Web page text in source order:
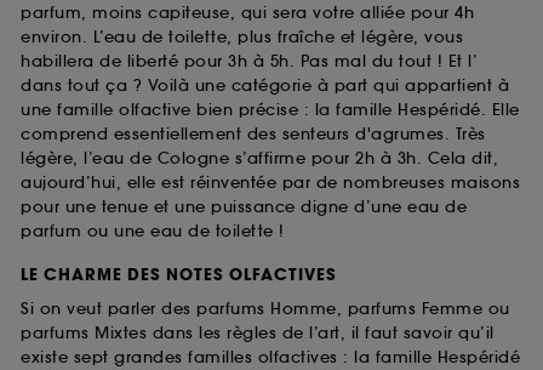
parfum, moins capiteuse, qui sera votre alliée pour 4h
environ. L’eau de toilette, plus fraîche et légère, vous
habillera de liberté pour 3h à 5h. Pas mal du tout ! Et l’
dans tout ça ? Voilà une catégorie à part qui appartient à
une famille olfactive bien précise : la famille Hespéridé. Elle
comprend essentiellement des senteurs d'agrumes. Très
légère, l’eau de Cologne s’affirme pour 2h à 3h. Cela dit,
aujourd’hui, elle est réinventée par de nombreuses maisons
pour une tenue et une puissance digne d’une eau de
parfum ou une eau de toilette !
LE CHARME DES NOTES OLFACTIVES
Si on veut parler des parfums Homme, parfums Femme ou
parfums Mixtes dans les règles de l’art, il faut savoir qu’il
existe sept grandes familles olfactives : la famille Hespéridé